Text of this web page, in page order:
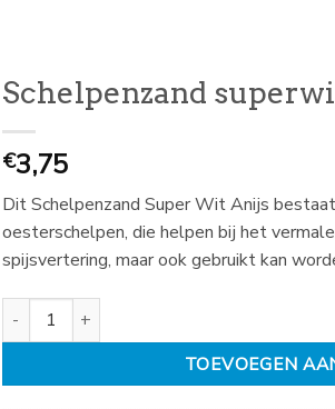
Schelpenzand
€3,75
Dit Schelpenzand Super Wit Anijs
oesterschelpen, die helpen bij het
spijsvertering, maar ook gebruikt kan
Schelpenzand superwit anijs 5kg aantal
TOEVOEGEN